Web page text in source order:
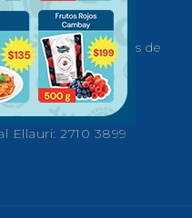
horas y Domingos de
Ellauri: 2710 3899